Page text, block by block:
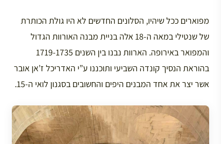
מפוארים ככל שיהיו, הסלונים החדשים לא היו גולת הכותרת
של שנטילי במאה ה-18 אלה בניית מבנה האורוות הגדול
והמפואר באירופה. הארוות נבנו בין השנים 1719-1735
בהוראת הנסיך קונדה השביעי ותוכננו ע”י האדריכל ז’אן אובר
אשר יצר את אחד המבנים היפים והחשובים בסגנון לואי ה-15.